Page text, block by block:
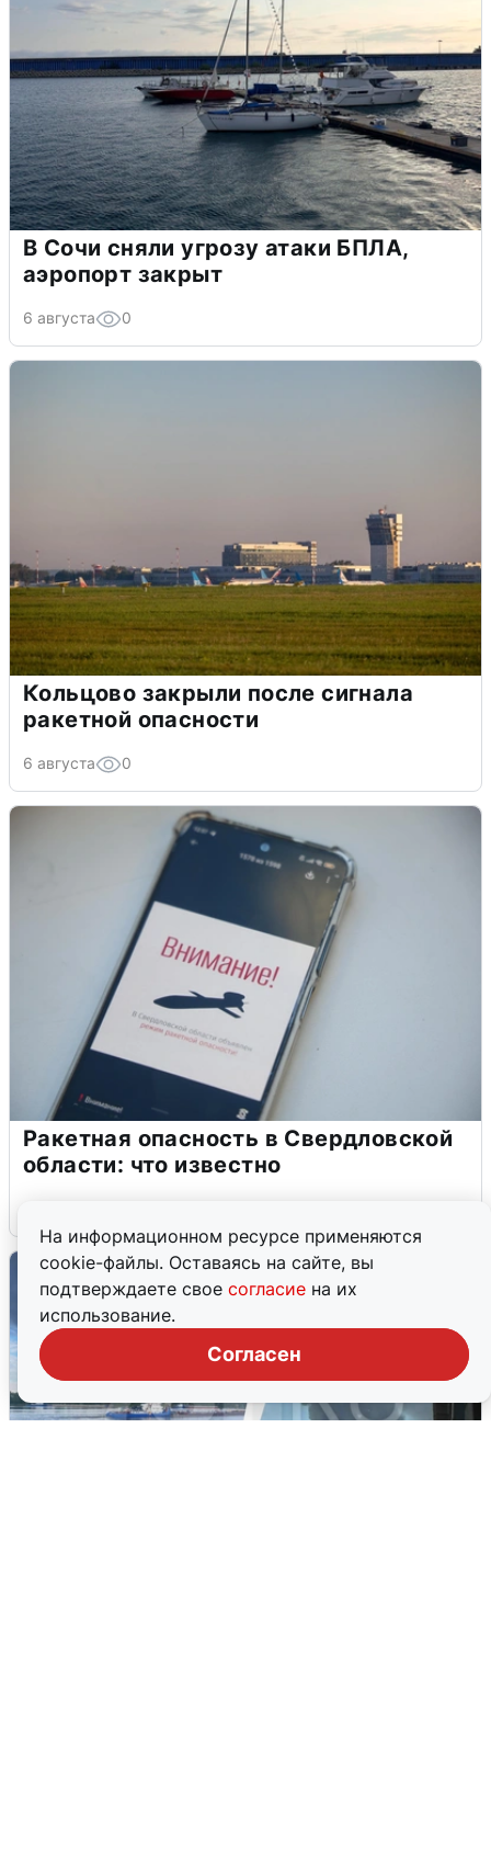
На информационном ресурсе применяются
cookie-файлы. Оставаясь на сайте, вы
подтверждаете свое согласие на их
использование.
Согласен
В Сочи сняли угрозу атаки БПЛА,
аэропорт закрыт
6 августа 0
Кольцово закрыли после сигнала
ракетной опасности
6 августа 0
Ракетная опасность в Свердловской
области: что известно